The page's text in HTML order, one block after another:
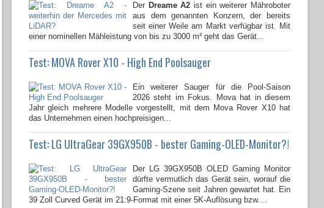
Der Dreame A2 ist ein weiterer Mähroboter
aus dem genannten Konzern, der bereits
seit einer Weile am Markt verfügbar ist. Mit
einer nominellen Mähleistung von bis zu 3000 m² geht das Gerät...
Test: MOVA Rover X10 - High End Poolsauger
Ein weiterer Sauger für die Pool-Saison
2026 steht im Fokus. Mova hat in diesem
Jahr gleich mehrere Modelle vorgestellt, mit dem Mova Rover X10 hat
das Unternehmen einen hochpreisigen...
Test: LG UltraGear 39GX950B - bester Gaming-OLED-Monitor?!
Der LG 39GX950B OLED Gaming Monitor
dürfte vermutlich das Gerät sein, worauf die
Gaming-Szene seit Jahren gewartet hat. Ein
39 Zoll Curved Gerät im 21:9-Format mit einer 5K-Auflösung bzw....